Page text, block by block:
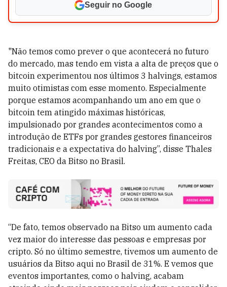
Seguir no Google
"Não temos como prever o que acontecerá no futuro
do mercado, mas tendo em vista a alta de preços que o
bitcoin experimentou nos últimos 3 halvings, estamos
muito otimistas com esse momento. Especialmente
porque estamos acompanhando um ano em que o
bitcoin tem atingido máximas históricas,
impulsionado por grandes acontecimentos como a
introdução de ETFs por grandes gestores financeiros
tradicionais e a expectativa do halving”, disse Thales
Freitas, CEO da Bitso no Brasil.
“De fato, temos observado na Bitso um aumento cada
vez maior do interesse das pessoas e empresas por
cripto. Só no último semestre, tivemos um aumento de
usuários da Bitso aqui no Brasil de 31%. E vemos que
eventos importantes, como o halving, acabam